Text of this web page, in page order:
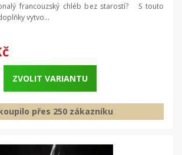
francouzský chléb bez starostí? S touto
vytvo...
ZVOLIT VARIANTU
přes 250 zákazníku